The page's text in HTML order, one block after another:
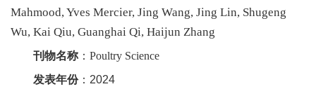
队
Mahmood, Yves Mercier, Jing Wang, Jing Lin, Shugeng
Wu, Kai Qiu, Guanghai Qi, Haijun Zhang
刊物名称 ： Poultry Science
发表年份：2024